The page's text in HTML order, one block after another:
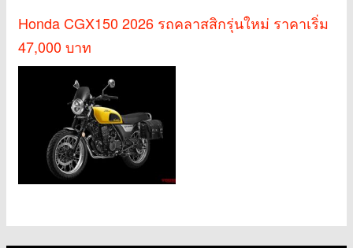
Honda CGX150 2026 รถคลาสสิกรุ่นใหม่ ราคาเริ่ม
47,000 บาท